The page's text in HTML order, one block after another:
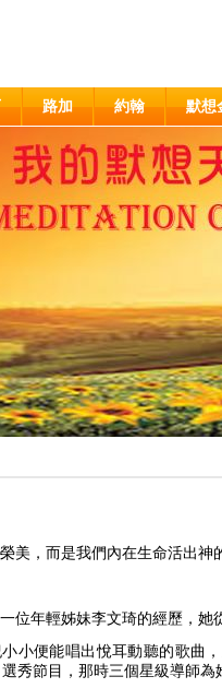
路加 約翰 默想
美，而是我們內在生命活出神
位年輕姊妹李文琦的經歷，她
小便能唱出悅耳動聽的歌曲
秀節目，那時三個星級導師